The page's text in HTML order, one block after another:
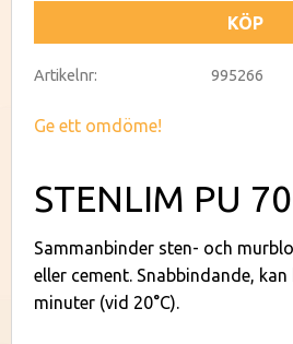
KÖP
Artikelnr 995266
Ge ett omdöme!
STENLIM PU
Sammanbinder sten- och
eller cement. Snabbindande,
minuter (vid 20°C).